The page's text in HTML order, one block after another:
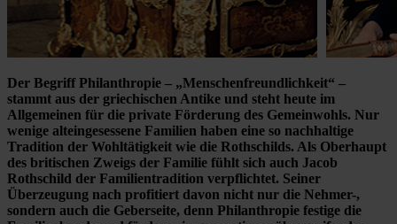
Der Begriff Philanthropie – „Menschen­freundlichkeit“ –
stammt aus der griechischen Antike und steht heute im
Allgemeinen für die private Förderung des Gemeinwohls. Nur
wenige alteingesessene Familien haben eine so nachhaltige
Tradition der Wohltätigkeit wie die Rothschilds. Als Oberhaupt
des britischen Zweigs der Familie fühlt sich auch Jacob
Rothschild der Familientradition verpflichtet. Seiner
Überzeugung nach profitiert davon nicht nur die Nehmer-,
sondern auch die Geberseite, denn Philanthropie festige die